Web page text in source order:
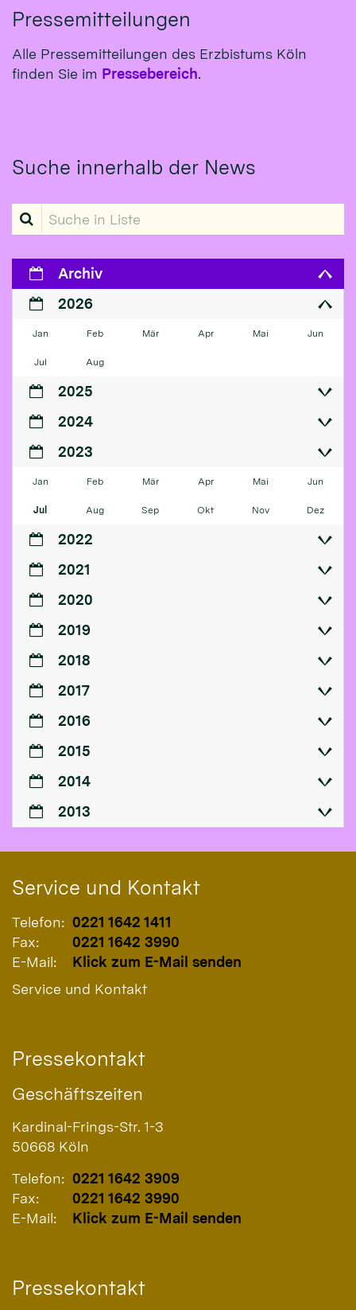
Pressemitteilungen
Alle Pressemitteilungen des Erzbistums Köln
finden Sie im Pressebereich.
Suche innerhalb der News
Suche in Liste
Archiv
2026
Jan Feb Mär Apr Mai Jun
Jul Aug
2025
2024
2023
Jan Feb Mär Apr Mai Jun
Jul Aug Sep Okt Nov Dez
2022
2021
2020
2019
2018
2017
2016
2015
2014
2013
Service und Kontakt
Telefon: 0221 1642 1411
Fax:
0221 1642 3990
E-Mail:
Klick zum E-Mail senden
Service und Kontakt
Pressekontakt
Geschäftszeiten
Kardinal-Frings-Str. 1-3
50668 Köln
Telefon: 0221 1642 3909
Fax:
0221 1642 3990
E-Mail:
Klick zum E-Mail senden
Pressekontakt